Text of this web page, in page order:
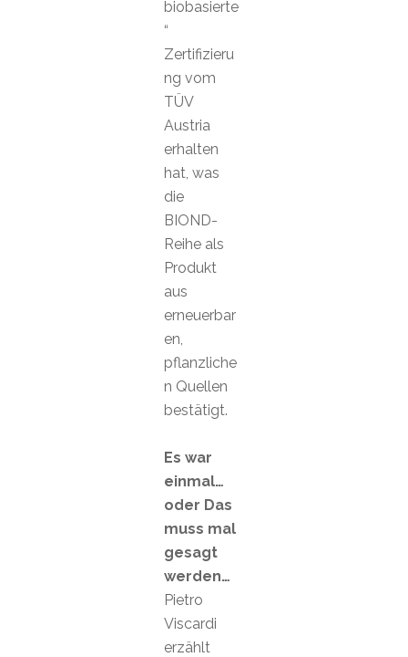
biobasierte
“
Zertifizieru
ng vom
TÜV
Austria
erhalten
hat, was
die
BIOND-
Reihe als
Produkt
aus
erneuerbar
en,
pflanzliche
n Quellen
bestätigt.
Es war
einmal…
oder Das
muss mal
gesagt
werden…
Pietro
Viscardi
erzählt